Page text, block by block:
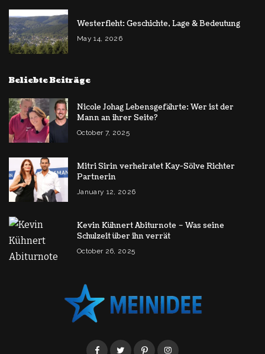
Westerfleht: Geschichte, Lage & Bedeutung
May 14, 2026
Beliebte Beiträge
Nicole Johag Lebensgefährte: Wer ist der
Mann an ihrer Seite?
October 7, 2025
Mitri Sirin verheiratet Kay-Sölve Richter
Partnerin
January 12, 2026
Kevin Kühnert Abiturnote – Was seine
Schulzeit über ihn verrät
October 26, 2025